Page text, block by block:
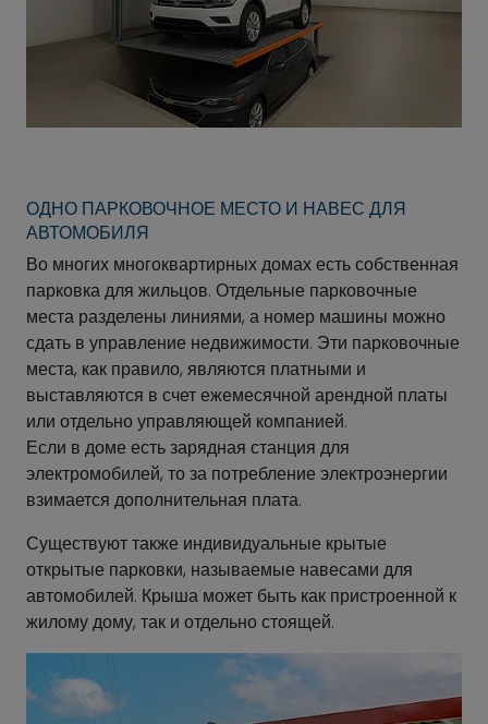
ОДНО ПАРКОВОЧНОЕ МЕСТО И НАВЕС ДЛЯ
АВТОМОБИЛЯ
Во многих многоквартирных домах есть собственная
парковка для жильцов. Отдельные парковочные
места разделены линиями, а номер машины можно
сдать в управление недвижимости. Эти парковочные
места, как правило, являются платными и
выставляются в счет ежемесячной арендной платы
или отдельно управляющей компанией.
Если в доме есть зарядная станция для
электромобилей, то за потребление электроэнергии
взимается дополнительная плата.
Существуют также индивидуальные крытые
открытые парковки, называемые навесами для
автомобилей. Крыша может быть как пристроенной к
жилому дому, так и отдельно стоящей.